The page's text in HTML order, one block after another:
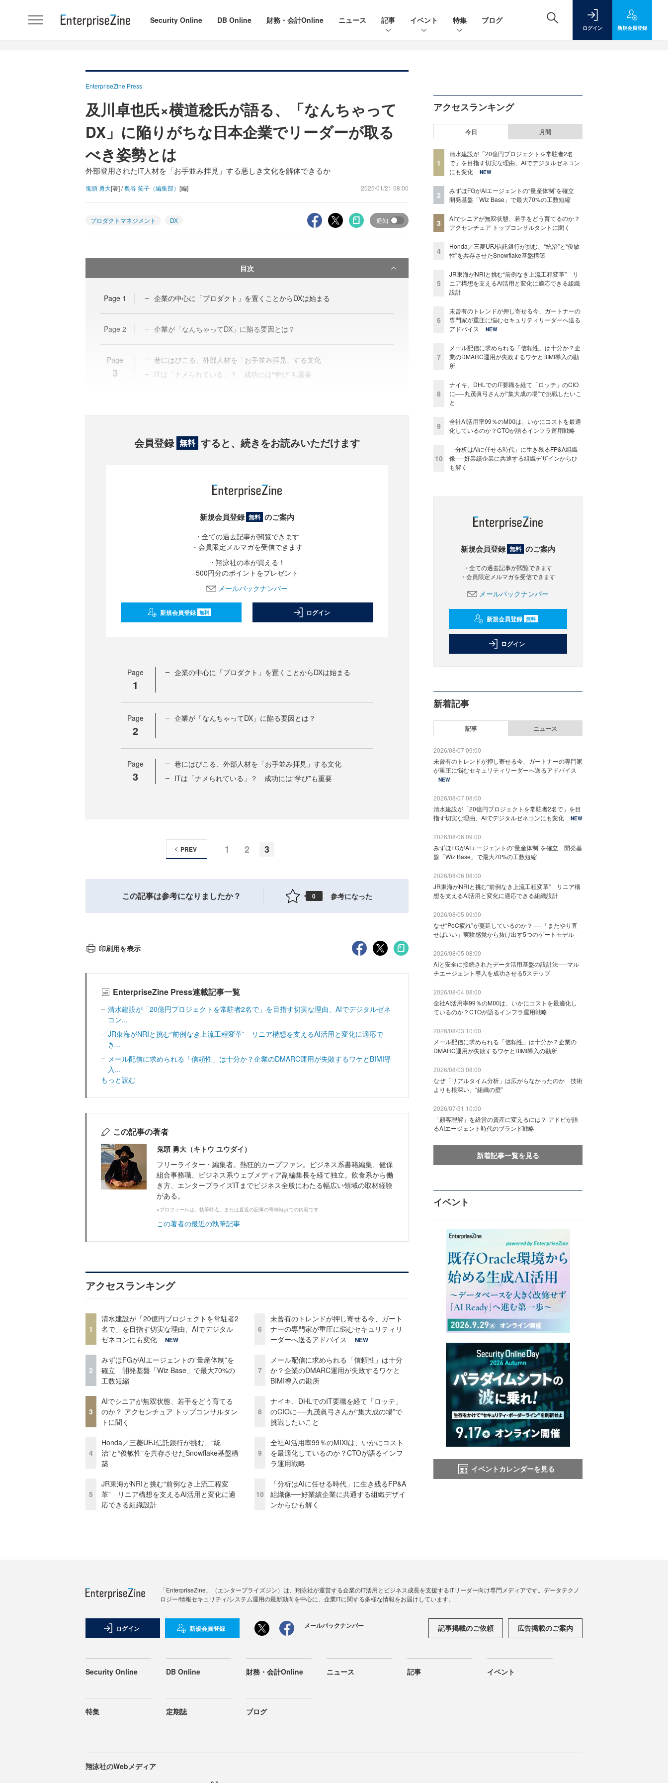
Security Online DB Online 財務・会計Online ニュース 記事 イベント 特集 ブログ
ログイン 新規会員登録
EnterpriseZine Press
及川卓也氏×横道稔氏が語る、「なんちゃって
DX」に陥りがちな日本企業でリーダーが取る
べき姿勢とは
外部登用されたIT人材を「お手並み拝見」する悪しき文化を解体できるか
鬼頭 勇大[著] /奥谷 笑子（編集部） [編] 2025/01/21 08:00
プロダクトマネジメント DX 通知
目次
Page 1 企業の中心に「プロダクト」を置くことからDXは始まる
Page 2 企業が「なんちゃってDX」に陥る要因とは？
Page
3
巷にはびこる、外部人材を「お手並み拝見」する文化
ITは「ナメられている」？ 成功には“学び”も重要
会員登録 無料 すると、続きをお読みいただけます
新規会員登録 無料 のご案内
・全ての過去記事が閲覧できます
・会員限定メルマガを受信できます
・翔泳社の本が買える！
500円分のポイントをプレゼント
メールバックナンバー
新規会員登録 無料 ログイン
Page
1
企業の中心に「プロダクト」を置くことからDXは始まる
Page
2
企業が「なんちゃってDX」に陥る要因とは？
Page
3
巷にはびこる、外部人材を「お手並み拝見」する文化
ITは「ナメられている」？ 成功には“学び”も重要
1 2 3
PREV
この記事は参考になりましたか？ 0 参考になった
印刷用を表示
EnterpriseZine Press連載記事一覧
清水建設が「20億円プロジェクトを常駐者2名で」を目指す切実な理由、AIでデジタルゼネ
コン...
JR東海がNRIと挑む“前例なき上流工程変革” リニア構想を支えるAI活用と変化に適応で
き...
メール配信に求められる「信頼性」は十分か？企業のDMARC運用が失敗するワケとBIMI導
入...
もっと読む
この記事の著者
鬼頭 勇大（キトウ ユウダイ）
フリーライター・編集者。熱狂的カープファン。ビジネス系書籍編集、健保
組合事務職、ビジネス系ウェブメディア副編集長を経て独立。飲食系から働
き方、エンタープライズITまでビジネス全般にわたる幅広い領域の取材経験
がある。
※プロフィールは、執筆時点、または直近の記事の寄稿時点での内容です
この著者の最近の執筆記事
アクセスランキング
1
清水建設が「20億円プロジェクトを常駐者2
名で」を目指す切実な理由、AIでデジタル
ゼネコンにも変化
NEW
2
みずほFGがAIエージェントの“量産体制”を
確立 開発基盤「Wiz Base」で最大70%の
工数短縮
3
AIでシニアが無双状態、若手をどう育てる
のか？ アクセンチュア トップコンサルタン
トに聞く
4
Honda／三菱UFJ信託銀行が挑む、“統
治”と“俊敏性”を共存させたSnowflake基盤構
築
5
JR東海がNRIと挑む“前例なき上流工程変
革” リニア構想を支えるAI活用と変化に適
応できる組織設計
6
未曾有のトレンドが押し寄せる今、ガート
ナーの専門家が重圧に悩むセキュリティリ
ーダーへ送るアドバイス
NEW
7
メール配信に求められる「信頼性」は十分
か？企業のDMARC運用が失敗するワケと
BIMI導入の勘所
8
ナイキ、DHLでのIT要職を経て「ロッテ」
のCIOに──丸茂眞弓さんが“集大成の場”で
挑戦したいこと
9
全社AI活用率99％のMIXIは、いかにコスト
を最適化しているのか？CTOが語るインフ
ラ運用戦略
10
「分析はAIに任せる時代」に生き残るFP&A
組織像──好業績企業に共通する組織デザイ
ンからひも解く
アクセスランキング
今日 月間
1
清水建設が「20億円プロジェクトを常駐者2名
で」を目指す切実な理由、AIでデジタルゼネコン
にも変化
NEW
2
みずほFGがAIエージェントの“量産体制”を確立
開発基盤「Wiz Base」で最大70%の工数短縮
3
AIでシニアが無双状態、若手をどう育てるのか？
アクセンチュア トップコンサルタントに聞く
4
Honda／三菱UFJ信託銀行が挑む、“統治”と“俊敏
性”を共存させたSnowflake基盤構築
5
JR東海がNRIと挑む“前例なき上流工程変革” リ
ニア構想を支えるAI活用と変化に適応できる組織
設計
6
未曾有のトレンドが押し寄せる今、ガートナーの
専門家が重圧に悩むセキュリティリーダーへ送る
アドバイス
NEW
7
メール配信に求められる「信頼性」は十分か？企
業のDMARC運用が失敗するワケとBIMI導入の勘
所
8
ナイキ、DHLでのIT要職を経て「ロッテ」のCIO
に──丸茂眞弓さんが“集大成の場”で挑戦したいこ
と
9
全社AI活用率99％のMIXIは、いかにコストを最適
化しているのか？CTOが語るインフラ運用戦略
10
「分析はAIに任せる時代」に生き残るFP&A組織
像──好業績企業に共通する組織デザインからひ
も解く
新規会員登録 無料 のご案内
・全ての過去記事が閲覧できます
・会員限定メルマガを受信できます
メールバックナンバー
新規会員登録 無料
ログイン
新着記事
記事 ニュース
2026/08/07 09:00
未曾有のトレンドが押し寄せる今、ガートナーの専門家
が重圧に悩むセキュリティリーダーへ送るアドバイス
NEW
2026/08/07 08:00
清水建設が「20億円プロジェクトを常駐者2名で」を目
指す切実な理由、AIでデジタルゼネコンにも変化
NEW
2026/08/06 09:00
みずほFGがAIエージェントの“量産体制”を確立 開発基
盤「Wiz Base」で最大70%の工数短縮
2026/08/06 08:00
JR東海がNRIと挑む“前例なき上流工程変革” リニア構
想を支えるAI活用と変化に適応できる組織設計
2026/08/05 09:00
なぜ“PoC疲れ”が蔓延しているのか？──「またやり直
せばいい」実験感覚から抜け出す5つのゲートモデル
2026/08/05 08:00
AIと安全に接続されたデータ活用基盤の設計法──マル
チエージェント導入を成功させる5ステップ
2026/08/04 08:00
全社AI活用率99％のMIXIは、いかにコストを最適化し
ているのか？CTOが語るインフラ運用戦略
2026/08/03 10:00
メール配信に求められる「信頼性」は十分か？企業の
DMARC運用が失敗するワケとBIMI導入の勘所
2026/08/03 08:00
なぜ「リアルタイム分析」は広がらなかったのか 技術
よりも根深い、“組織の壁”
2026/07/31 10:00
「顧客理解」を経営の資産に変えるには？ アドビが語
るAIエージェント時代のブランド戦略
新着記事一覧を見る
イベント
イベントカレンダーを見る
「EnterpriseZine」（エンタープライズジン）は、翔泳社が運営する企業のIT活用とビジネス成長を支援するITリーダー向け専門メディアです。データテクノ
ロジー/情報セキュリティ/システム運用の最新動向を中心に、企業ITに関する多様な情報をお届けしています。
ログイン 新規会員登録 メールバックナンバー 記事掲載のご依頼 広告掲載のご案内
Security Online DB Online 財務・会計Online ニュース 記事 イベント
特集 定期誌 ブログ
翔泳社のWebメディア